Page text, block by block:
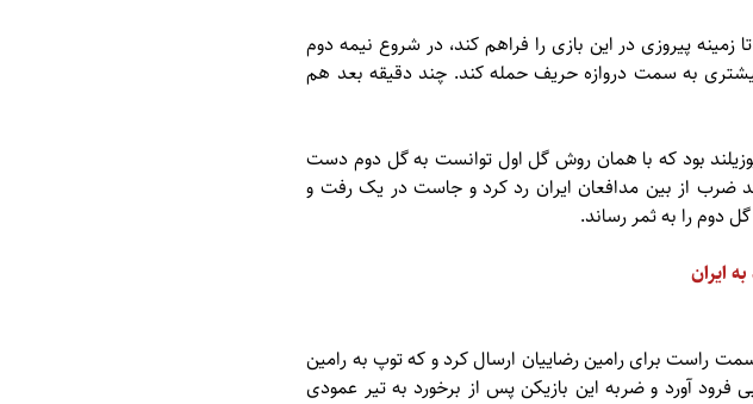
پیروزی در این بازی را فراهم کند، در شروع نیمه دوم
به سمت دروازه حریف حمله کند. چند دقیقه بعد هم
بود که با همان روش گل اول توانست به گل دوم دست
را با چند ضرب از بین مدافعان ایران رد کرد و جاست در یک رفت و
را به ثمر رساند.
ایران
سمت راست برای رامین رضاییان ارسال کرد و که توپ به رامین
آورد و ضربه این بازیکن پس از برخورد به تیر عمودی